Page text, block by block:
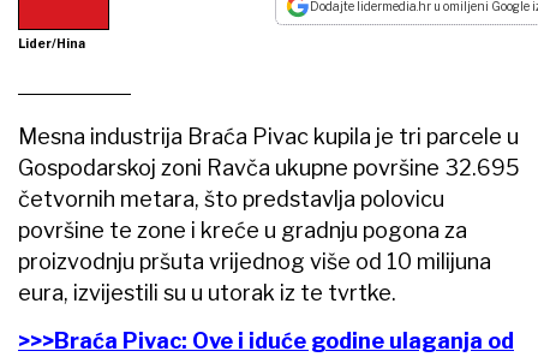
Lider/Hina
Dodajte lidermedia.hr u omiljeni Google
Mesna industrija Braća Pivac kupila je tri parcele u
Gospodarskoj zoni Ravča ukupne površine 32.695
četvornih metara, što predstavlja polovicu
površine te zone i kreće u gradnju pogona za
proizvodnju pršuta vrijednog više od 10 milijuna
eura, izvijestili su u utorak iz te tvrtke.
>>>Braća Pivac: Ove i iduće godine ulaganja od